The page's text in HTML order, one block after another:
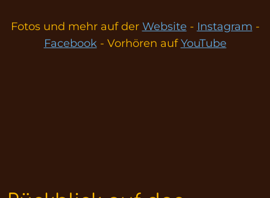
Fotos und mehr auf der Website - Instagram -
Facebook- Vorhören aufYouTube